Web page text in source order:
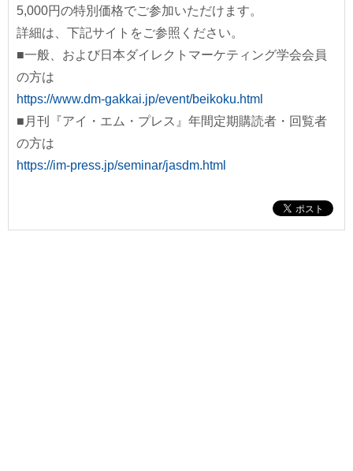
5,000円の特別価格でご参加いただけます。
詳細は、下記サイトをご参照ください。
■一般、および日本ダイレクトマーケティング学会会員
の方は
https://www.dm-gakkai.jp/event/beikoku.html
■月刊『アイ・エム・プレス』年間定期購読者・回覧者
の方は
https://im-press.jp/seminar/jasdm.html